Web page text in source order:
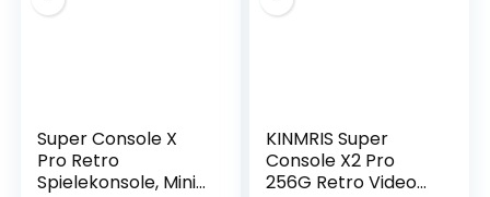
Super Console X
Pro Retro
Spielekonsole, Mini
KINMRIS Super
Console X2 Pro
256G Retro Video